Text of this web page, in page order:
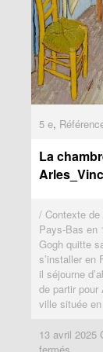
5 e,
La
/ Contexte
Pays-Bas en
Gogh quitte
s’installer en
il séjourne
de partir
ville située
13 avril 2025
5 e
La
13 avril 2025